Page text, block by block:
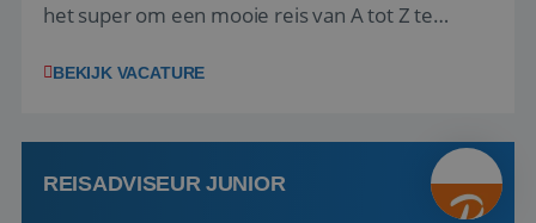
het super om een mooie reis van A tot Z te
vakantiegangers de meest prachtige plekjes op
werken: of het nu gaat om vragen ...
BEKIJK VACATURE
REISADVISEUR JUNIOR